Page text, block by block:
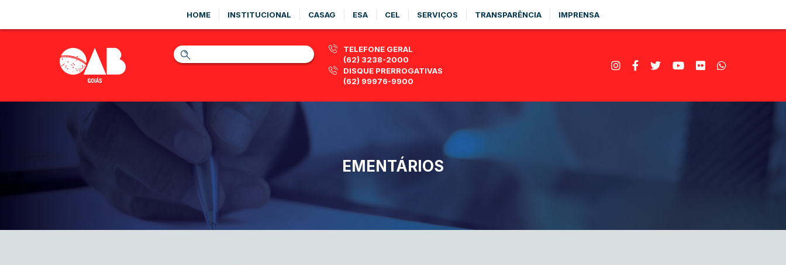
HOME INSTITUCIONAL CASAG ESA CEL SERVIÇOS TRANSPARÊNCIA IMPRENSA
TELEFONE GERAL
(62) 3238-2000
DISQUE PRERROGATIVAS
(62) 99976-9900
EMENTÁRIOS